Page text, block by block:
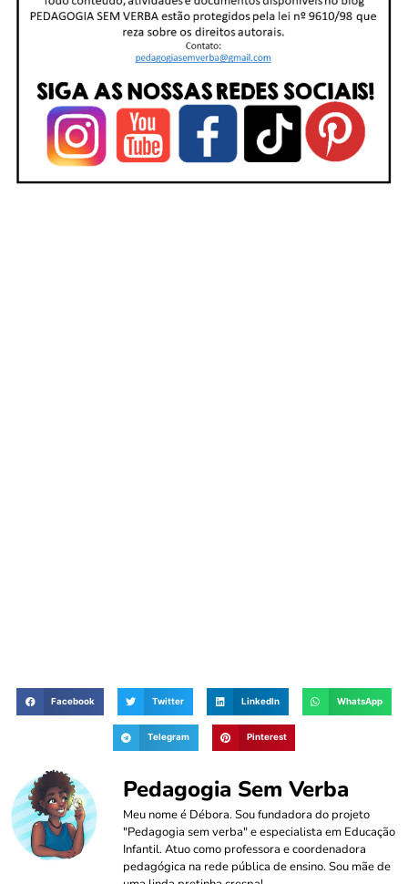
Facebook Twitter LinkedIn WhatsApp
Telegram Pinterest
Pedagogia Sem Verba
Meu nome é Débora. Sou fundadora do projeto
"Pedagogia sem verba" e especialista em Educação
Infantil. Atuo como professora e coordenadora
pedagógica na rede pública de ensino. Sou mãe de